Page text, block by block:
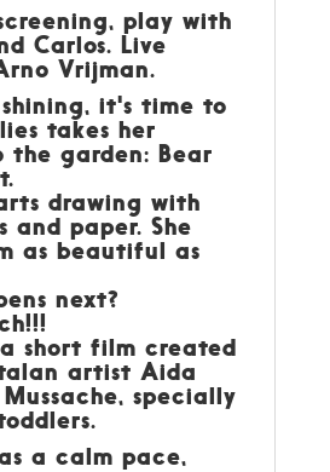
play with
Carlos. Live
Vrijman.
shining, it's time to
takes her
the garden: Bear
drawing with
and paper. She
as beautiful as
next?
short film created
artist Aida
specially
a calm pace,